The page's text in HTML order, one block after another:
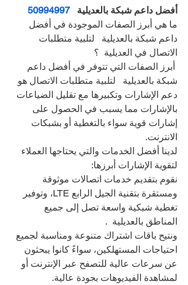
أفضل داعم شبكة بالعديلية 50994997
ما هي أبرز الصفات الموجودة في أفضل
داعم شبكة بالعديلية   لتلبية متطلبات
الاتصال في العديلية  ؟
أبرز الصفات التي تتوفر في أفضل داعم
شبكة بالعديلية   لتلبية متطلبات الاتصال هو
دعم الإشارات وتكبيرها مع تقليل الضياعات
بالإشارات مما يسبب في الحصول على
إشارات قوية سواء بالتغطية أو بشبكات
الانترنت.
لدينا أفضل الخدمات والتي يحتاجها العملاء
لتقوية الإشارات أبرزها:
نقوم بتقديم خدمات اتصالات موثوقة
ومستقرة بتقنية الجيل الرابع LTE، وتوفير
تغطية شبكية واسعة تصل إلى جميع
المناطق بالعديلية  .
ونتيح باقات اشتراك متنوعة ومناسبة لجميع
احتياجات المستهلكين، سواءً كانوا يبحثون
عن سرعات عالية للتصفح عبر الإنترنت أو
لمشاهدة الفيديوهات بجودة عالية.